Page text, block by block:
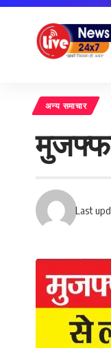
अन्य समाचार
Last